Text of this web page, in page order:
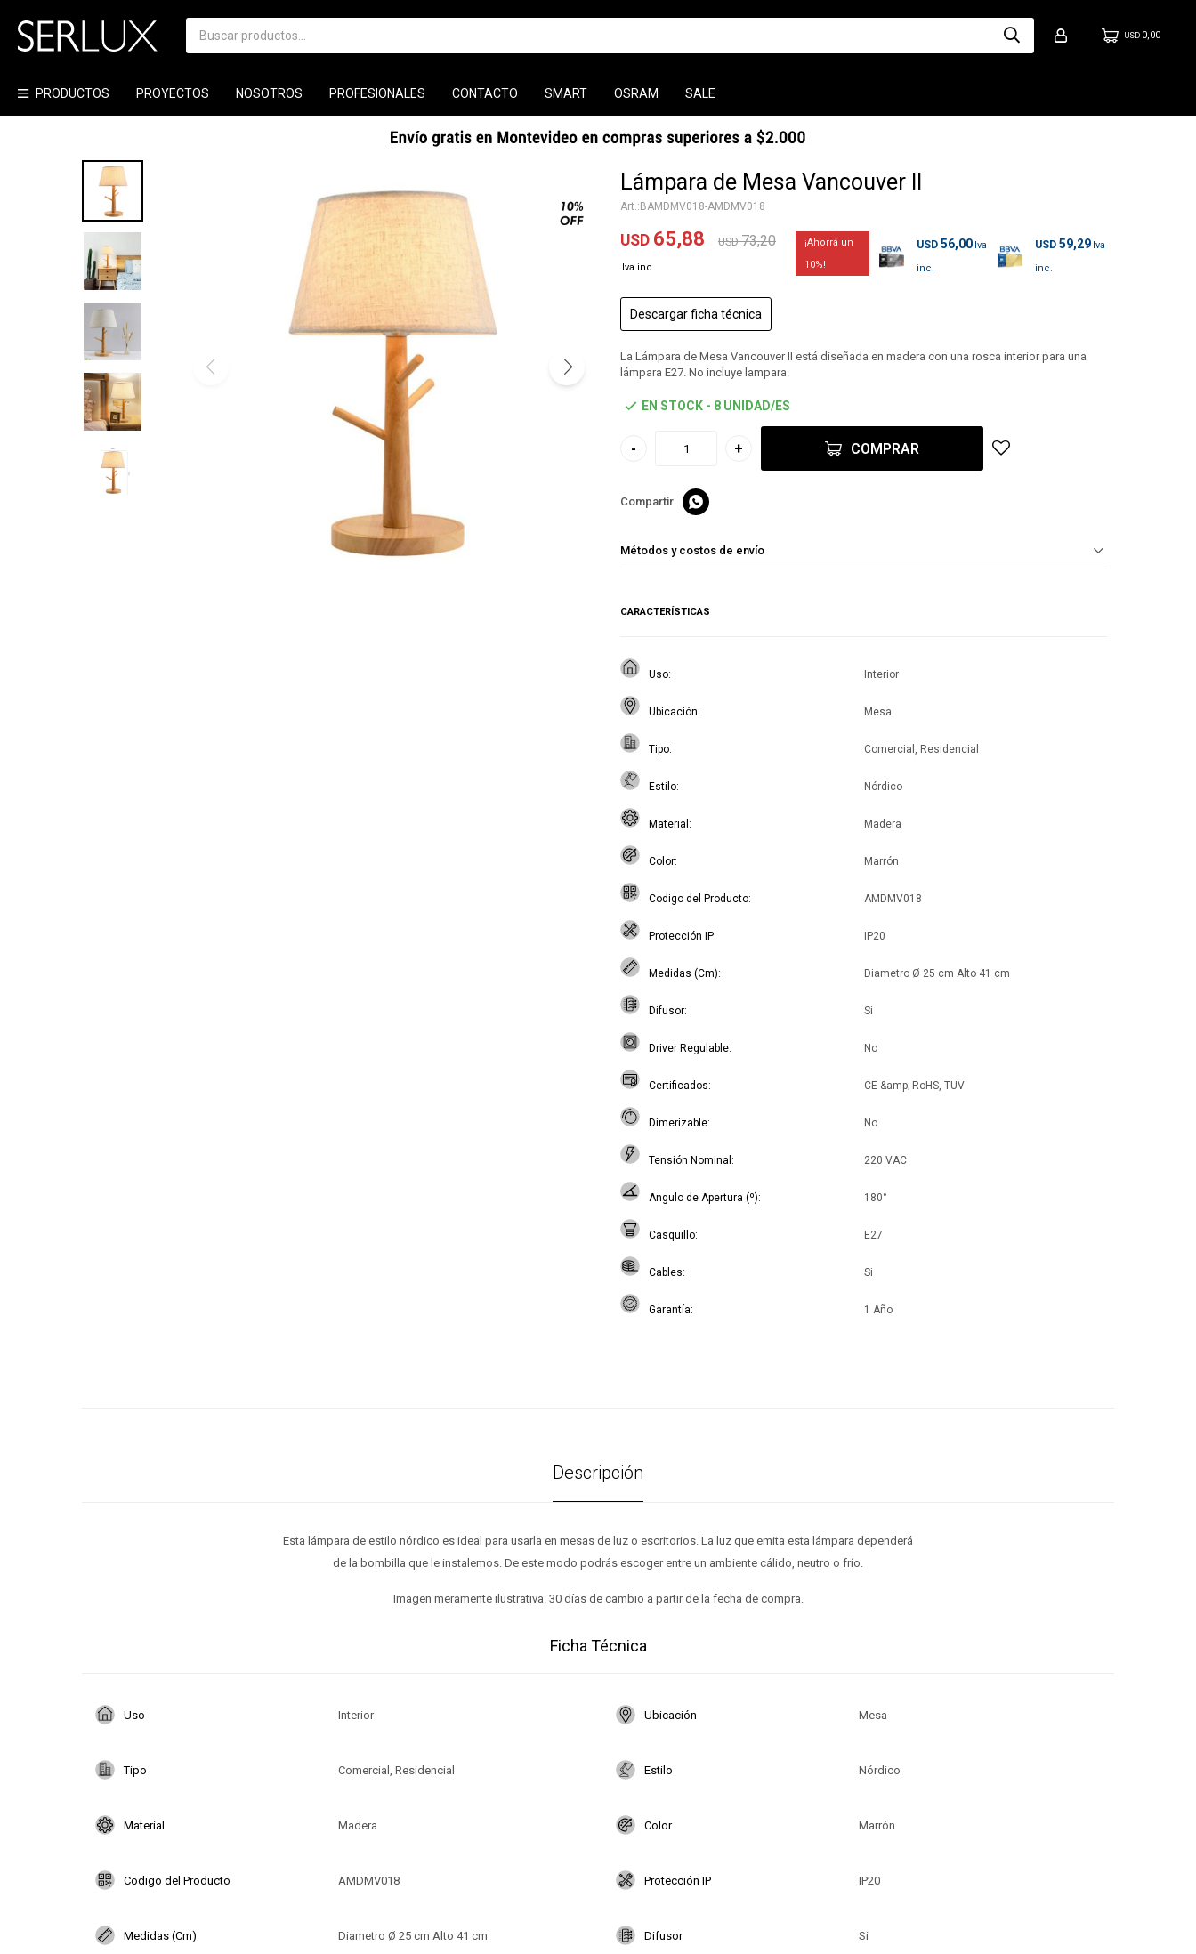
PRODUCTOS PROYECTOS NOSOTROS PROFESIONALES CONTACTO SMART OSRAM SALE
USD 0,00
Lámpara de Mesa Vancouver II
BAMDMV018-AMDMV018
USD 65,88 USD 73,20
10
USD 56,00 USD 59,29
Descargar ficha técnica
La Lámpara de Mesa Vancouver II está diseñada en madera con una rosca interior para una
lámpara E27. No incluye lampara.
EN STOCK - 8 UNIDAD/ES
- + COMPRAR

Métodos y costos de envío
CARACTERÍSTICAS
Uso Interior
Ubicación Mesa
Tipo Comercial, Residencial
Estilo Nórdico
Material Madera
Color Marrón
Codigo del Producto AMDMV018
Protección IP IP20
Medidas (Cm) Diametro Ø 25 cm Alto 41 cm
Difusor Si
Driver Regulable No
Certificados CE &amp; RoHS, TUV
Dimerizable No
Tensión Nominal 220 VAC
Angulo de Apertura (º) 180°
Casquillo E27
Cables Si
Garantía 1 Año
Descripción
Esta lámpara de estilo nórdico es ideal para usarla en mesas de luz o escritorios. La luz que emita esta lámpara dependerá
de la bombilla que le instalemos. De este modo podrás escoger entre un ambiente cálido, neutro o frío.
Imagen meramente ilustrativa. 30 días de cambio a partir de la fecha de compra.
Ficha Técnica
Uso Interior Ubicación Mesa
Tipo Comercial, Residencial Estilo Nórdico
Material Madera Color Marrón
Codigo del Producto AMDMV018 Protección IP IP20
Medidas (Cm) Diametro Ø 25 cm Alto 41 cm Difusor Si